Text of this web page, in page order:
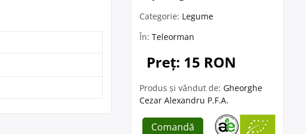
Categorie: Legume
În: Teleorman
Preț: 15 RON
Produs și vândut de: Gheorghe
Cezar Alexandru P.F.A.
Comandă